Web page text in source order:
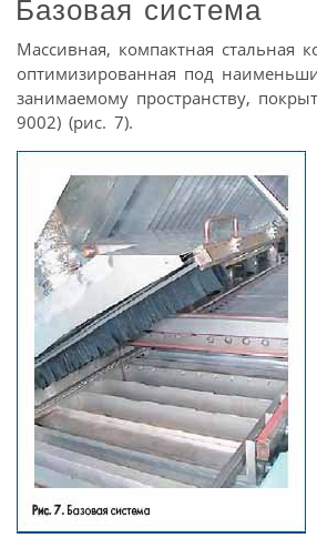
Базовая система
Массивная, компактная стальная
оптимизированная под
занимаемому пространству,
9002) (рис. 7).